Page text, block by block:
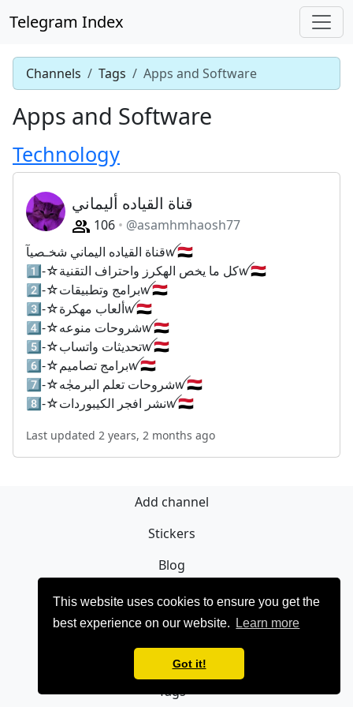
This website uses cookies to ensure you get the
best experience on our website.
Learn more
Got it!
Telegram Index
Channels Tags Apps and Software
Apps and Software
Technology
قناة القياده أليماني
106
@asamhmhaosh77
قناة القياده اليماني شخـصيآꪝ🇾🇪
1⃣-☆‏كل ما يخص الهكرز واحتراف التقنيةꪝ🇾🇪
2⃣-☆‏برامج وتطبيقاتꪝ🇾🇪
3⃣-☆‏ألعاب مهكرةꪝ🇾🇪
4⃣-☆‏شروحات منوعهꪝ🇾🇪
5⃣-☆‏تحديثات واتسابꪝ🇾🇪
6⃣-☆‏برامج تصاميمꪝ🇾🇪
7⃣-☆‏شروحات تعلم البرمجٰهꪝ🇾🇪
8⃣-☆‏نشر افجر الكيبورداتꪝ🇾🇪
Last updated 2 years, 2 months ago
Add channel
Stickers
Blog
Sign Up
Privacy policy
Contact
Tags